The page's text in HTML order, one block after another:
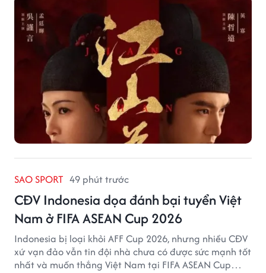
SAO SPORT 49 phút trước
CĐV Indonesia dọa đánh bại tuyển Việt
Nam ở FIFA ASEAN Cup 2026
Indonesia bị loại khỏi AFF Cup 2026, nhưng nhiều CĐV
xứ vạn đảo vẫn tin đội nhà chưa có được sức mạnh tốt
nhất và muốn thắng Việt Nam tại FIFA ASEAN Cup